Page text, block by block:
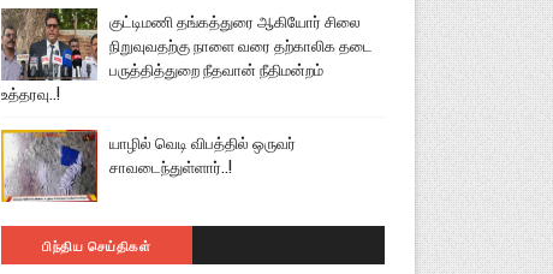
குட்டிமணி தங்கத்துரை ஆகியோர் சிலை
நிறுவுவதற்கு நாளை வரை தற்காலிக தடை
பருத்தித்துறை நீதவான் நீதிமன்றம்
உத்தரவு..!
யாழில் வெடி விபத்தில் ஒருவர்
சாவடைந்துள்ளார்..!
பிந்திய செய்திகள்